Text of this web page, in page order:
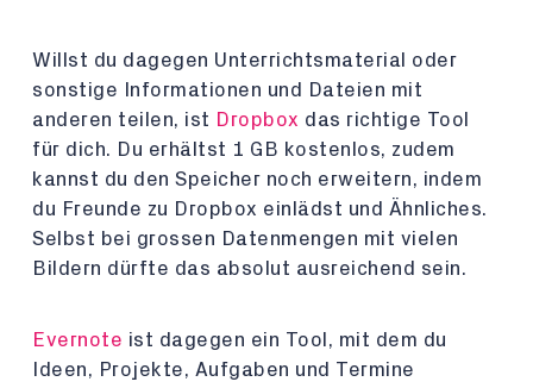
Willst du dagegen Unterrichtsmaterial oder
sonstige Informationen und Dateien mit
anderen teilen, ist Dropbox das richtige Tool
für dich. Du erhältst 1 GB kostenlos, zudem
kannst du den Speicher noch erweitern, indem
du Freunde zu Dropbox einlädst und Ähnliches.
Selbst bei grossen Datenmengen mit vielen
Bildern dürfte das absolut ausreichend sein.
Evernote ist dagegen ein Tool, mit dem du
Ideen, Projekte, Aufgaben und Termine